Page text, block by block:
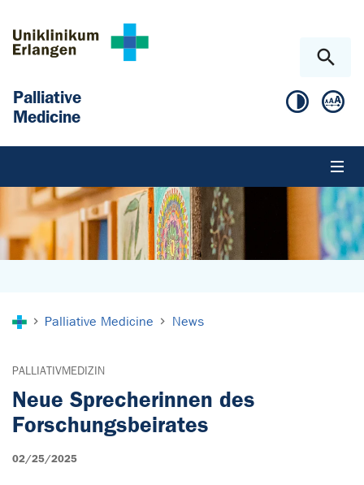
Palliative
Medicine
Palliative Medicine News
PALLIATIVMEDIZIN
Neue Sprecherinnen des
Forschungsbeirates
02/25/2025